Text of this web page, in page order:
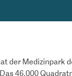
der Medizinpark
46.000